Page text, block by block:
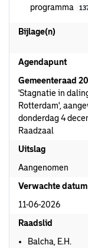
programma
Bijlage(n)
Agendapunt
Gemeenteraad
'Stagnatie in
Rotterdam',
donderdag 4
Raadzaal
Uitslag
Aangenomen
Verwachte
11-06-2026
Raadslid
Balcha, E.H.